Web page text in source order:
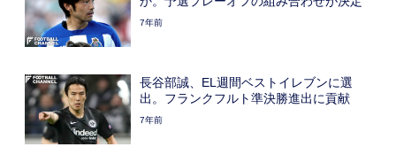
7年前
長谷部誠、EL週間ベストイレブンに選
出。フランクフルト準決勝進出に貢献
7年前